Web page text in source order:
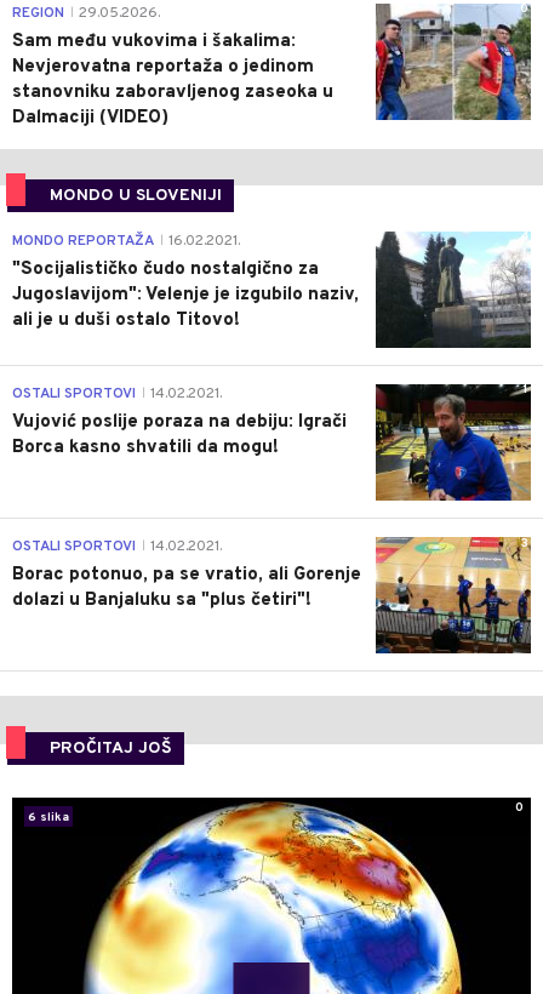
0
REGION 29.05.2026.
Sam među vukovima i šakalima:
Nevjerovatna reportaža o jedinom
stanovniku zaboravljenog zaseoka u
Dalmaciji (VIDEO)
MONDO U SLOVENIJI
4
MONDO REPORTAŽA 16.02.2021.
"Socijalističko čudo nostalgično za
Jugoslavijom": Velenje je izgubilo naziv,
ali je u duši ostalo Titovo!
1
OSTALI SPORTOVI 14.02.2021.
Vujović poslije poraza na debiju: Igrači
Borca kasno shvatili da mogu!
3
OSTALI SPORTOVI 14.02.2021.
Borac potonuo, pa se vratio, ali Gorenje
dolazi u Banjaluku sa "plus četiri"!
PROČITAJ JOŠ
6 slika
0